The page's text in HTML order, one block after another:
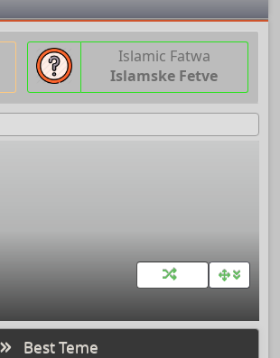
Islamic Fatwa
Islamske Fetve
Best Teme